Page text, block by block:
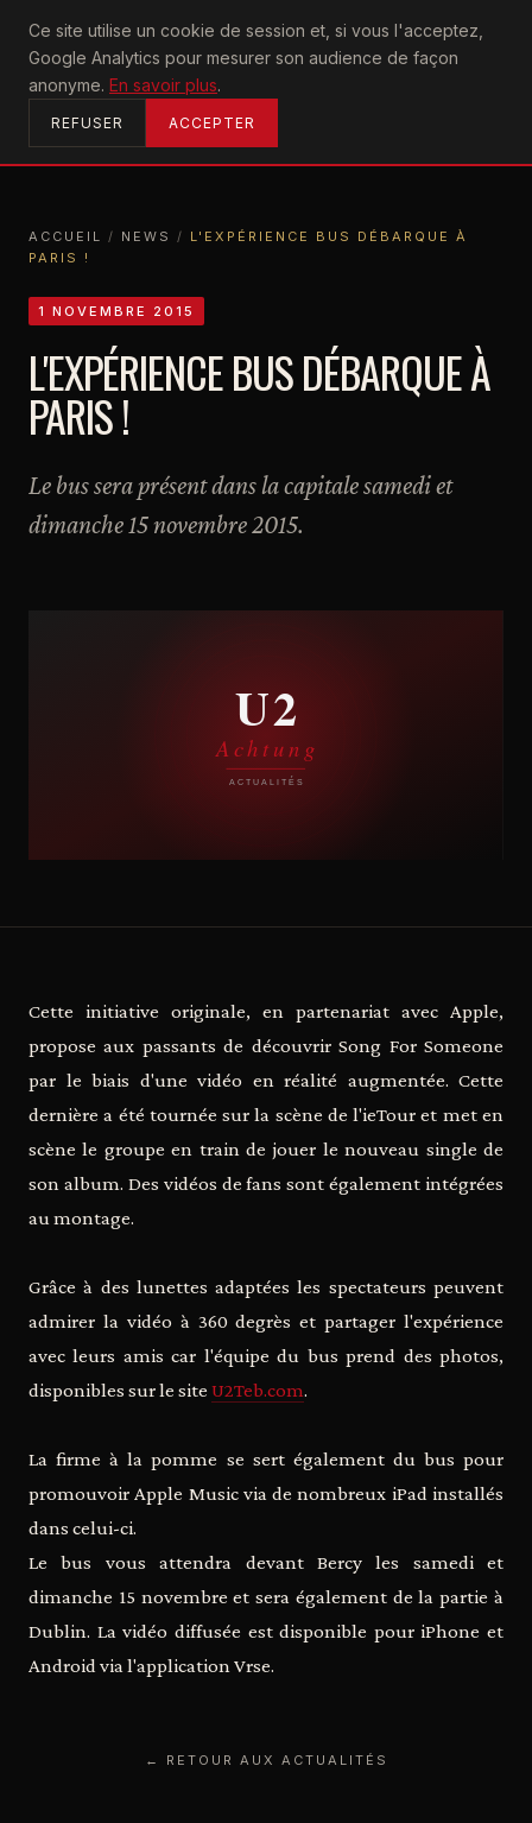
Ce site utilise un cookie de session et, si vous l'acceptez,
Google Analytics pour mesurer son audience de façon
anonyme. En savoir plus.
REFUSER ACCEPTER
U2achtung
ACCUEIL
ACCUEIL / NEWS / L'EXPÉRIENCE BUS DÉBARQUE À
PARIS !
1 NOVEMBRE 2015
L'EXPÉRIENCE BUS DÉBARQUE À
PARIS !
Le bus sera présent dans la capitale samedi et
dimanche 15 novembre 2015.
Cette initiative originale, en partenariat avec Apple,
propose aux passants de découvrir Song For Someone
par le biais d'une vidéo en réalité augmentée. Cette
dernière a été tournée sur la scène de l'ieTour et met en
scène le groupe en train de jouer le nouveau single de
son album. Des vidéos de fans sont également intégrées
au montage.
Grâce à des lunettes adaptées les spectateurs peuvent
admirer la vidéo à 360 degrès et partager l'expérience
avec leurs amis car l'équipe du bus prend des photos,
disponibles sur le site U2Teb.com.
La firme à la pomme se sert également du bus pour
promouvoir Apple Music via de nombreux iPad installés
dans celui-ci.
Le bus vous attendra devant Bercy les samedi et
dimanche 15 novembre et sera également de la partie à
Dublin. La vidéo diffusée est disponible pour iPhone et
Android via l'application Vrse.
← RETOUR AUX ACTUALITÉS